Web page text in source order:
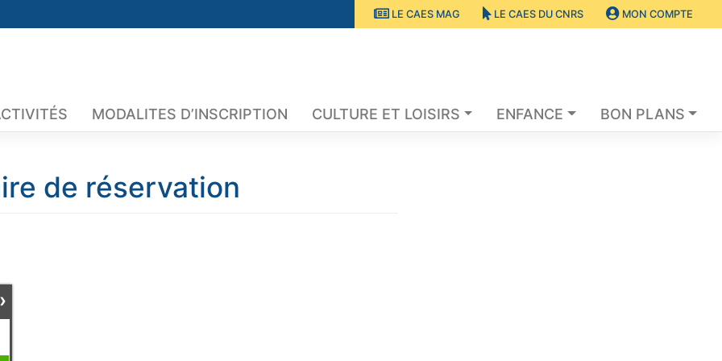
LE CAES MAG LE CAES DU CNRS MON COMPTE
MODALITES D’INSCRIPTION CULTURE ET LOISIRS ENFANCE BON PLANS
de réservation
›